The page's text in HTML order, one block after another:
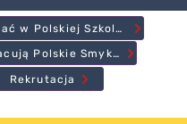
Rekrutacja
Jak pracują Polskie Smyki?
Co słychać w Polskiej Szkole?